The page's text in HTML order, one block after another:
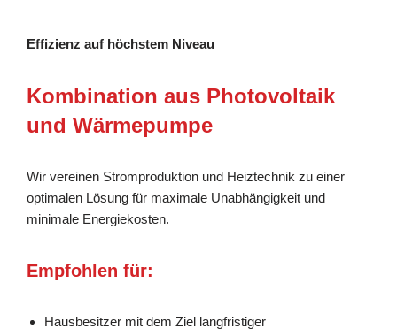
Effizienz auf höchstem Niveau
Kombination aus Photovoltaik
und Wärmepumpe
Wir vereinen Stromproduktion und Heiztechnik zu einer
optimalen Lösung für maximale Unabhängigkeit und
minimale Energiekosten.
Empfohlen für:
Hausbesitzer mit dem Ziel langfristiger